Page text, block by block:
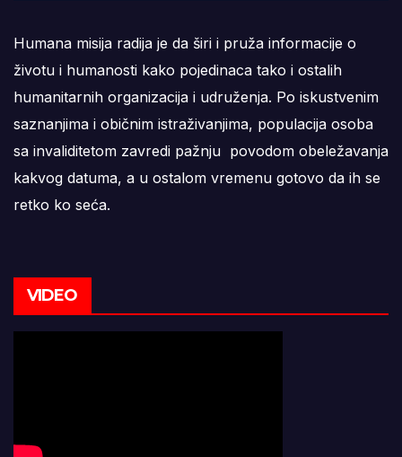
Humana misija radija je da širi i pruža informacije o
životu i humanosti kako pojedinaca tako i ostalih
humanitarnih organizacija i udruženja. Po iskustvenim
saznanjima i običnim istraživanjima, populacija osoba
sa invaliditetom zavredi pažnju povodom obeležavanja
kakvog datuma, a u ostalom vremenu gotovo da ih se
retko ko seća.
VIDEO